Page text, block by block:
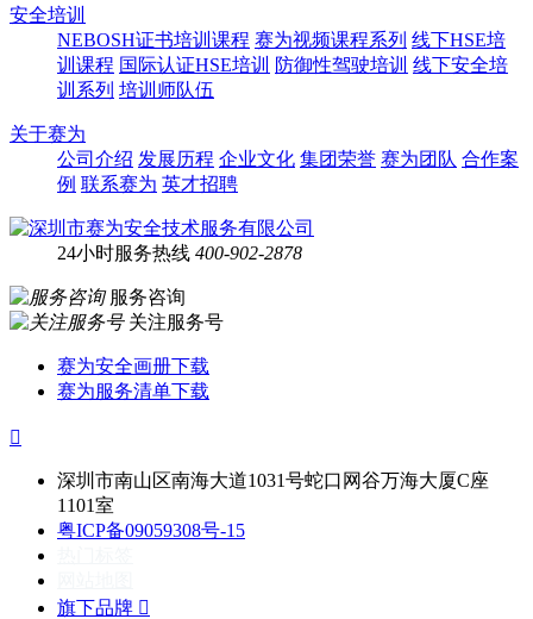
安全培训
NEBOSH证书培训课程 赛为视频课程系列 线下HSE培
训课程 国际认证HSE培训 防御性驾驶培训 线下安全培
训系列 培训师队伍
关于赛为
公司介绍 发展历程 企业文化 集团荣誉 赛为团队 合作案
例 联系赛为 英才招聘
24小时服务热线 400-902-2878
服务咨询
关注服务号
赛为安全画册下载
赛为服务清单下载

深圳市南山区南海大道1031号蛇口网谷万海大厦C座
1101室
粤ICP备09059308号-15
旗下品牌 